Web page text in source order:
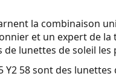
la combinaison
et un expert de
lunettes de soleil les
Y2 58sont des lunettes